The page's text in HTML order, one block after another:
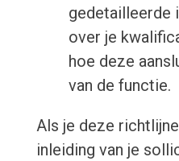
gedetailleerde
over je
hoe deze
van de functie.
Als je deze
inleiding van je